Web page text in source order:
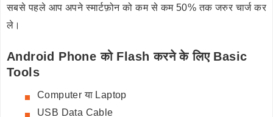
सबसे पहले आप अपने स्मार्टफ़ोन को कम से कम 50% तक जरुर चार्ज कर
ले।
Android Phone को Flash करने के लिए Basic
Tools
Computer या Laptop
USB Data Cable